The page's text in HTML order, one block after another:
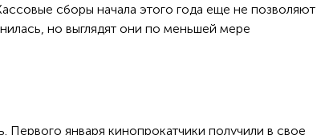
сборы начала этого года еще не позволяют
но выглядят они по меньшей мере
Первого января кинопрокатчики получили в свое